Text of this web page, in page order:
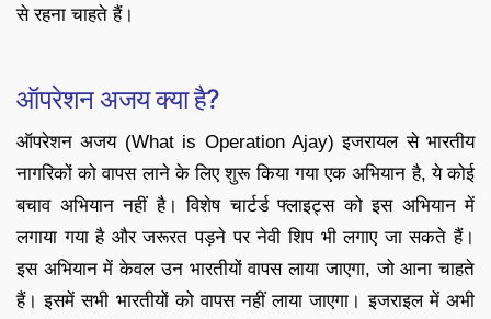
से रहना चाहते हैं।
ऑपरेशन अजय क्या है?
ऑपरेशन अजय (What is Operation Ajay) इजरायल से भारतीय
नागरिकों को वापस लाने के लिए शुरू किया गया एक अभियान है, ये कोई
बचाव अभियान नहीं है। विशेष चार्टर्ड फ्लाइट्स को इस अभियान में
लगाया गया है और जरूरत पड़ने पर नेवी शिप भी लगाए जा सकते हैं।
इस अभियान में केवल उन भारतीयों वापस लाया जाएगा, जो आना चाहते
हैं। इसमें सभी भारतीयों को वापस नहीं लाया जाएगा। इजराइल में अभी